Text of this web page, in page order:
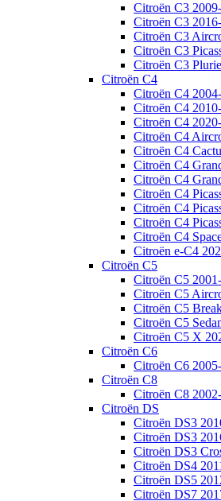
Citroën C3
Citroën C3
Citroën C3
Citroën C3
Citroën C3
Citroën C4
Citroën C4
Citroën C4
Citroën C4
Citroën C4
Citroën C4
Citroën C4
Citroën C4
Citroën C4
Citroën C4
Citroën C4
Citroën C4
Citroën e-C4
Citroën C5
Citroën C5
Citroën C5
Citroën C5
Citroën C5
Citroën C5 X
Citroën C6
Citroën C6
Citroën C8
Citroën C8
Citroën DS
Citroën DS3
Citroën DS3
Citroën DS3
Citroën DS4
Citroën DS5
Citroën DS7